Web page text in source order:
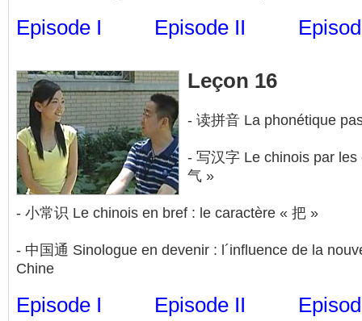
Episode I Episode II
Leçon 16
- 读拼音 La phonétique
- 写汉字 Le chinois par
气 »
- 小常识 Le chinois en bref : le caractère « 把 »
- 中国通 Sinologue en devenir : l´influence de la
Chine
Episode I Episode II